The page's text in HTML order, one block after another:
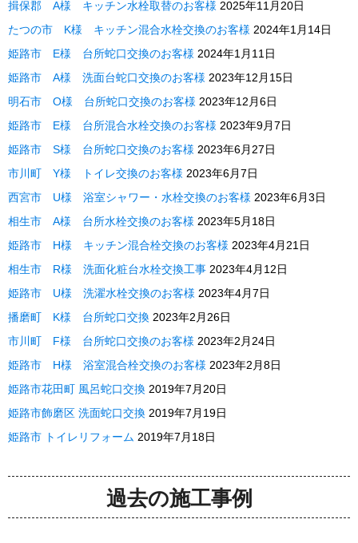
揖保郡 A様 キッチン水栓取替のお客様 2025年11月20日
たつの市 K様 キッチン混合水栓交換のお客様 2024年1月14日
姫路市 E様 台所蛇口交換のお客様 2024年1月11日
姫路市 A様 洗面台蛇口交換のお客様 2023年12月15日
明石市 O様 台所蛇口交換のお客様 2023年12月6日
姫路市 E様 台所混合水栓交換のお客様 2023年9月7日
姫路市 S様 台所蛇口交換のお客様 2023年6月27日
市川町 Y様 トイレ交換のお客様 2023年6月7日
西宮市 U様 浴室シャワー・水栓交換のお客様 2023年6月3日
相生市 A様 台所水栓交換のお客様 2023年5月18日
姫路市 H様 キッチン混合栓交換のお客様 2023年4月21日
相生市 R様 洗面化粧台水栓交換工事 2023年4月12日
姫路市 U様 洗濯水栓交換のお客様 2023年4月7日
播磨町 K様 台所蛇口交換 2023年2月26日
市川町 F様 台所蛇口交換のお客様 2023年2月24日
姫路市 H様 浴室混合栓交換のお客様 2023年2月8日
姫路市花田町 風呂蛇口交換 2019年7月20日
姫路市飾磨区 洗面蛇口交換 2019年7月19日
姫路市 トイレリフォーム 2019年7月18日
過去の施工事例